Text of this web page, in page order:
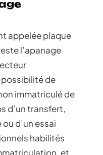
appelée plaque
l’apanage
de
immatriculé de
d’un transfert,
d’un essai
habilités
et